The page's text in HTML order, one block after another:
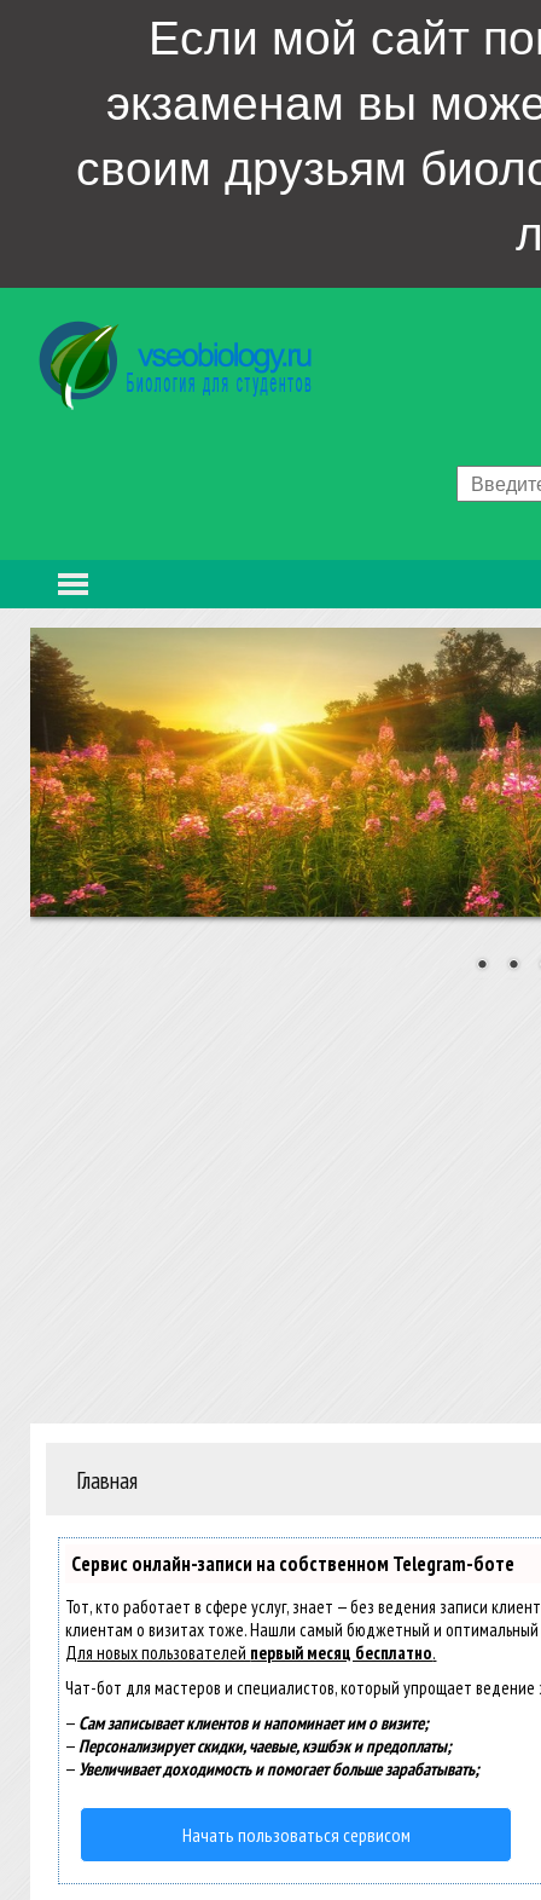
Если мой сайт
экзаменам вы
своим друзьям
Главная
Сервис онлайн-записи на собственном Telegram-боте
Тот, кто работает в сфере услуг, знает — без ведения записи
клиентам о визитах тоже. Нашли самый бюджетный и
Для новых пользователей первый месяц бесплатно.
Чат-бот для мастеров и специалистов, который упрощает ведение
— Сам записывает клиентов и напоминает им о визите;
— Персонализирует скидки, чаевые, кэшбэк и предоплаты;
— Увеличивает доходимость и помогает больше зарабатывать;
Начать пользоваться сервисом